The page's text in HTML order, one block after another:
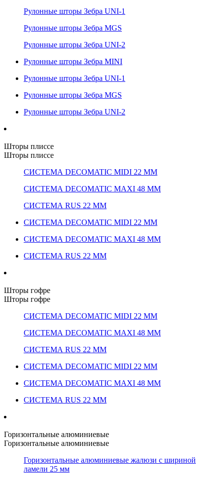
Рулонные шторы Зебра UNI-1
Рулонные шторы Зебра MGS
Рулонные шторы Зебра UNI-2
Рулонные шторы Зебра MINI
Рулонные шторы Зебра UNI-1
Рулонные шторы Зебра MGS
Рулонные шторы Зебра UNI-2
Шторы плиссе
Шторы плиссе
СИСТЕМА DECOMATIC MIDI 22 ММ
СИСТЕМА DECOMATIC MAXI 48 ММ
СИСТЕМА RUS 22 ММ
СИСТЕМА DECOMATIC MIDI 22 ММ
СИСТЕМА DECOMATIC MAXI 48 ММ
СИСТЕМА RUS 22 ММ
Шторы гофре
Шторы гофре
СИСТЕМА DECOMATIC MIDI 22 ММ
СИСТЕМА DECOMATIC MAXI 48 ММ
СИСТЕМА RUS 22 ММ
СИСТЕМА DECOMATIC MIDI 22 ММ
СИСТЕМА DECOMATIC MAXI 48 ММ
СИСТЕМА RUS 22 ММ
Горизонтальные алюминиевые
Горизонтальные алюминиевые
Горизонтальные алюминиевые жалюзи с шириной
ламели 25 мм